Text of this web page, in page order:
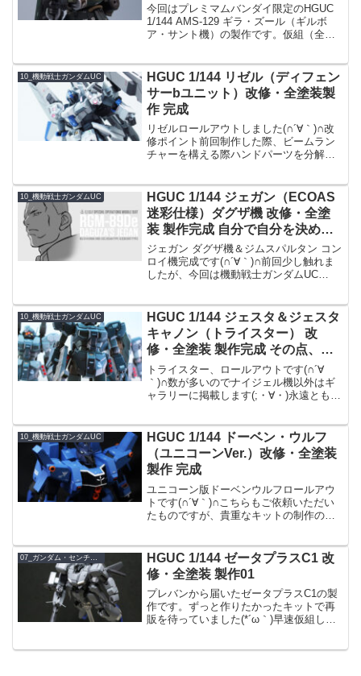
ない。母ちゃん達を頼むぞ。」
今回はプレミマムバンダイ限定のHGUC
1/144 AMS-129 ギラ・ズール（ギルボ
ア・サント機）の製作です。仮組（全体
版のギラズールですが、バックパックや
武...
10_機動戦士ガンダムUC
HGUC 1/144 リゼル（ディフェン
サーbユニット）改修・全塗装製
作 完成
リゼルロールアウトしました(∩´∀｀)∩改
修ポイント前回制作した際、ビームラン
チャーを構える際ハンドパーツを分解し
を握れるようにしています。ピンの破損
がこわいんですよね...
10_機動戦士ガンダムUC
HGUC 1/144 ジェガン（ECOAS
迷彩仕様）ダグザ機 改修・全塗
装 製作完成 自分で自分を決めら
れるたった一つの部品だ。無くす
なよ。
ジェガン ダグザ機＆ジムスパルタン コン
ロイ機完成です(∩´∀｀)∩前回少し触れま
したが、今回は機動戦士ガンダムUC
個人的に大好きないぶし銀なので作って
いるとき...
10_機動戦士ガンダムUC
HGUC 1/144 ジェスタ＆ジェスタ
キャノン（トライスター） 改
修・全塗装 製作完成 その点、俺
たちはツイてる。直属の上司にだ
けは恵まれたからな。
トライスター、ロールアウトです(∩´∀
｀)∩数が多いのでナイジェル機以外はギ
ャラリーに掲載します(;・∀・)永遠とも思
←Before After→改修ポイントもともと
デザインが...
10_機動戦士ガンダムUC
HGUC 1/144 ドーベン・ウルフ
（ユニコーンVer.）改修・全塗装
製作 完成
ユニコーン版ドーベンウルフロールアウ
トです(∩´∀｀)∩こちらもご依頼いただい
たものですが、貴重なキットの制作のご
ン・ウルフの内容を踏襲しています。前
回からの変更点とし...
HGUC 1/144 ゼータプラスC1 改
修・全塗装 製作01
プレバンから届いたゼータプラスC1の製
作です。ずっと作りたかったキットで再
販を待っていました(*´ω｀)早速仮組して